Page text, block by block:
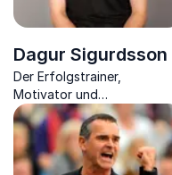
Dagur Sigurdsson
Der Erfolgstrainer,
Motivator und
Europameister beweist ein
goldenes Händchen im
Sport sowie als
Unternehmer.